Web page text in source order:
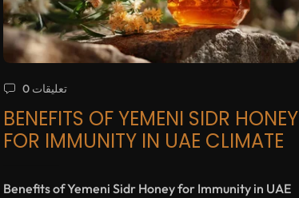
0 تعليقات
BENEFITS OF YEMENI SIDR HONEY
FOR IMMUNITY IN UAE CLIMATE
Benefits of Yemeni Sidr Honey for Immunity in UAE